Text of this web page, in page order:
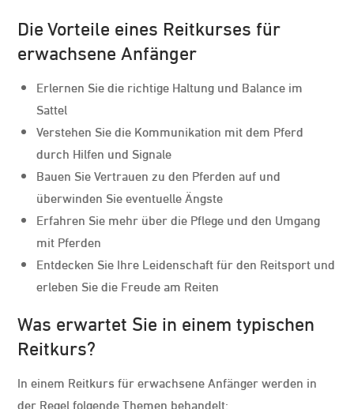
Die Vorteile eines Reitkurses für
erwachsene Anfänger
Erlernen Sie die richtige Haltung und Balance im
Sattel
Verstehen Sie die Kommunikation mit dem Pferd
durch Hilfen und Signale
Bauen Sie Vertrauen zu den Pferden auf und
überwinden Sie eventuelle Ängste
Erfahren Sie mehr über die Pflege und den Umgang
mit Pferden
Entdecken Sie Ihre Leidenschaft für den Reitsport und
erleben Sie die Freude am Reiten
Was erwartet Sie in einem typischen
Reitkurs?
In einem Reitkurs für erwachsene Anfänger werden in
der Regel folgende Themen behandelt: